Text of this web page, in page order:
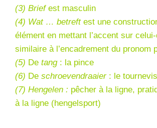
(3) Brief est masculin
(4) Wat … betreft est une
élément en mettant l’accent sur
similaire à l’encadrement du pronom
(5) De tang: la pince
(6) De schroevendraaier: le tournevis
(7) Hengelen : pêcher à la ligne,
à la ligne (hengelsport)